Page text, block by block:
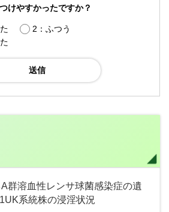
けやすかったですか？
2：ふつう
群溶血性レンサ球菌感染症の遺
系統株の浸淫状況